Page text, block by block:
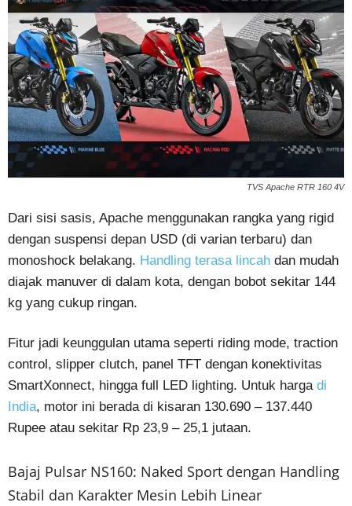
TVS Apache RTR 160 4V
Dari sisi sasis, Apache menggunakan rangka yang rigid
dengan suspensi depan USD (di varian terbaru) dan
monoshock belakang. Handling terasa lincah dan mudah
diajak manuver di dalam kota, dengan bobot sekitar 144
kg yang cukup ringan.
Fitur jadi keunggulan utama seperti riding mode, traction
control, slipper clutch, panel TFT dengan konektivitas
SmartXonnect, hingga full LED lighting. Untuk harga di
India, motor ini berada di kisaran 130.690 – 137.440
Rupee atau sekitar Rp 23,9 – 25,1 jutaan.
Bajaj Pulsar NS160: Naked Sport dengan Handling
Stabil dan Karakter Mesin Lebih Linear